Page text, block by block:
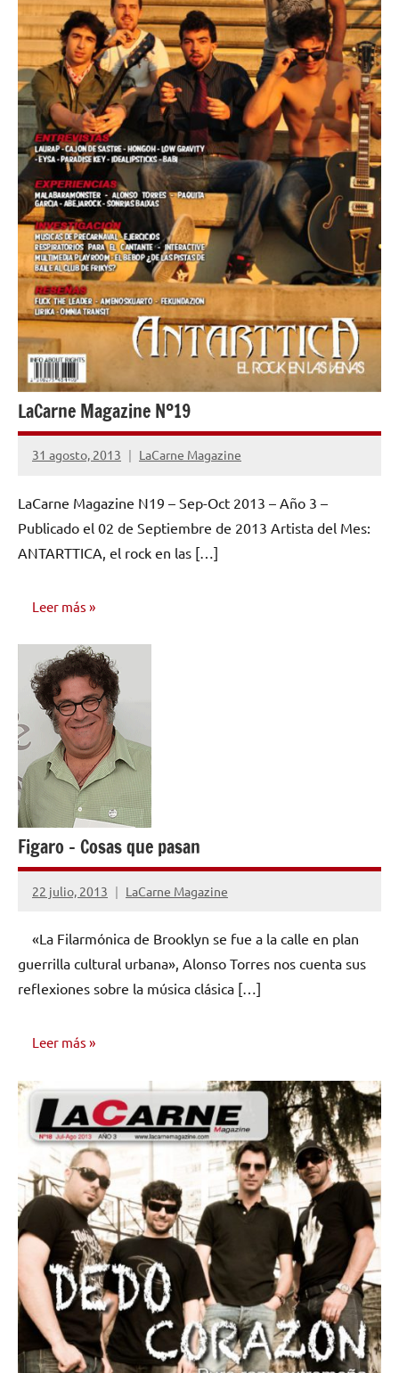
LaCarne Magazine Nº19
31 agosto, 2013 LaCarne Magazine
No
comentarios
LaCarne Magazine N19 – Sep-Oct 2013 – Año 3 –
Publicado el 02 de Septiembre de 2013 Artista del Mes:
ANTARTTICA, el rock en las […]
Leer más
NÚMEROS
PUBLICADOS
Figaro – Cosas que pasan
22 julio, 2013 LaCarne Magazine
No
comentarios
«La Filarmónica de Brooklyn se fue a la calle en plan
guerrilla cultural urbana», Alonso Torres nos cuenta sus
reflexiones sobre la música clásica […]
Leer más
OPINIÓN